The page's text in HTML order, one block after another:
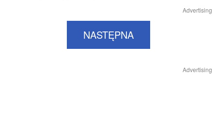
Advertising
NASTĘPNA
Advertising